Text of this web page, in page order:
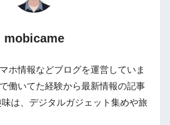
mobicame
ホ情報などブログを運営していま
働いてた経験から最新情報の記事
は、デジタルガジェット集めや旅